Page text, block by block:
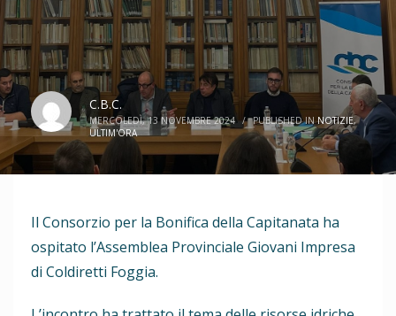
C.B.C.
MERCOLEDÌ, 13 NOVEMBRE 2024 / PUBLISHED INNOTIZIE,
ULTIM'ORA
Il Consorzio per la Bonifica della Capitanata ha
ospitato l’Assemblea Provinciale Giovani Impresa
di Coldiretti Foggia.